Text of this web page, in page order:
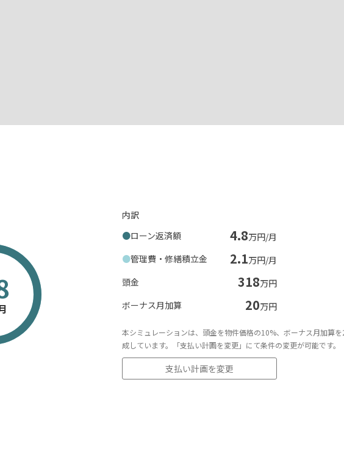
内訳
ローン返済額
4.8万円/月
管理費・修繕積立金
2.1万円/月
頭金
318万円
ボーナス月加算
20万円
本シミュレーションは、頭金を物件価格の10%、ボーナス月加算
成しています。「支払い計画を変更」にて条件の変更が可能です。
支払い計画を変更
済期間35年、を想定しています。